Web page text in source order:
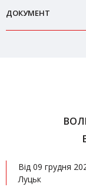
ДОКУМЕНТ
Від 09 грудня
Луцьк